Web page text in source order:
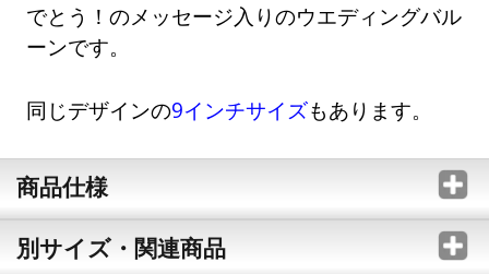
でとう！のメッセージ入りのウエディングバル
ーンです。
同じデザインの9インチサイズもあります。
商品仕様
別サイズ・関連商品